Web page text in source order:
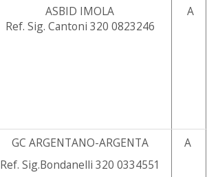
ASBID IMOLA
Ref. Sig. Cantoni 320 0823246
A
GC ARGENTANO-ARGENTA
Ref. Sig.Bondanelli 320 0334551
A